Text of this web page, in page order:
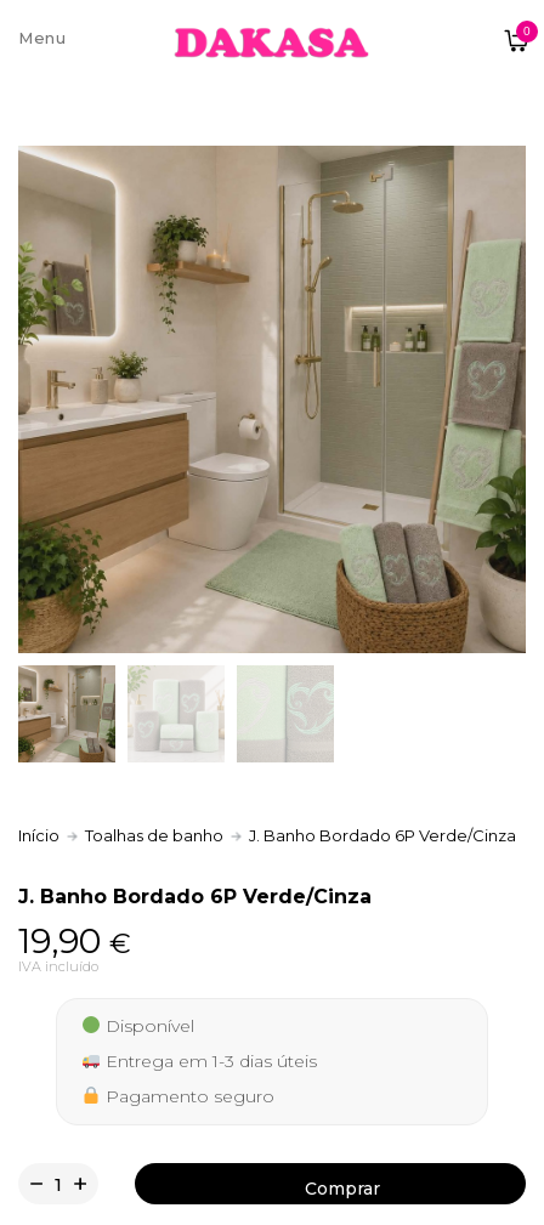
0
Sobre nós
Contatos e moradas
Pagamentos e Envios
Trocas e Devoluções
Termos e condições
Política de Privacidade
Início Toalhas de banho J. Banho Bordado 6P Verde/Cinza
J. Banho Bordado 6P Verde/Cinza
19,90 €
IVA incluído
Disponível
Entrega em 1-3 dias úteis
Pagamento seguro
Comprar